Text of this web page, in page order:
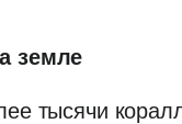
земле
тысячи